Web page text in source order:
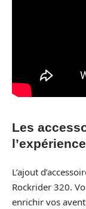
Les
l’expérience
L’ajout
Rockrider 320.
enrichir vos